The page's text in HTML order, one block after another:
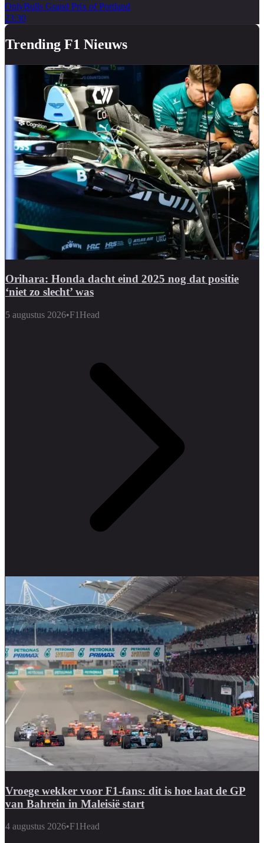
OnlyBulls Grand Prix of Portland
23:30
Trending F1 Nieuws
Orihara: Honda dacht eind 2025 nog dat positie
‘niet zo slecht’ was
5 augustus 2026•F1Head
Vroege wekker voor F1-fans: dit is hoe laat de GP
van Bahrein in Maleisië start
4 augustus 2026•F1Head